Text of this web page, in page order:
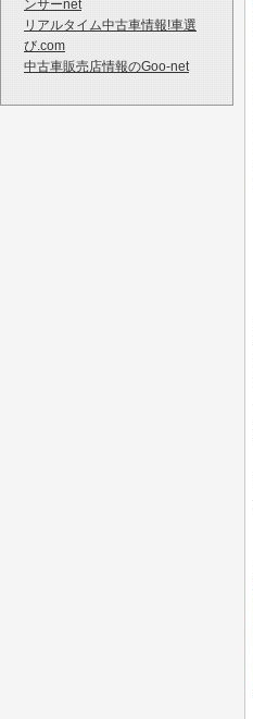
ンサーnet
リアルタイム中古車情報!車選
び.com
中古車販売店情報のGoo-net